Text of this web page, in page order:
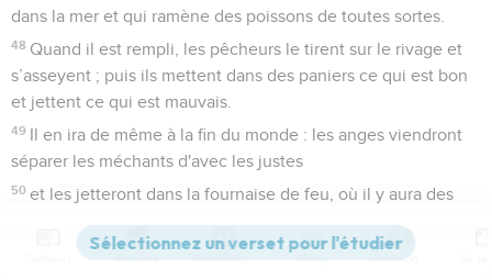
dans la mer et qui ramène des poissons de toutes sortes.
48 Quand il est rempli, les pêcheurs le tirent sur le rivage et
s’asseyent ; puis ils mettent dans des paniers ce qui est bon
et jettent ce qui est mauvais.
49 Il en ira de même à la fin du monde : les anges viendront
séparer les méchants d'avec les justes
50 et les jetteront dans la fournaise de feu, où il y aura des
Versions Commentaires Strong